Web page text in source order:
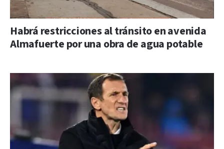
Habrá restricciones al tránsito en avenida
Almafuerte por una obra de agua potable